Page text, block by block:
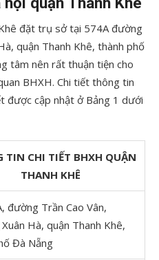
đặt trụ sở tại 574A đường
quận Thanh Khê, thành phố
tâm nên rất thuận tiện cho
BHXH. Chi tiết thông tin
được cập nhật ở Bảng 1 dưới
TIN CHI TIẾT BHXH QUẬN
THANH KHÊ
đường Trần Cao Vân,
Hà, quận Thanh Khê,
Đà Nẵng